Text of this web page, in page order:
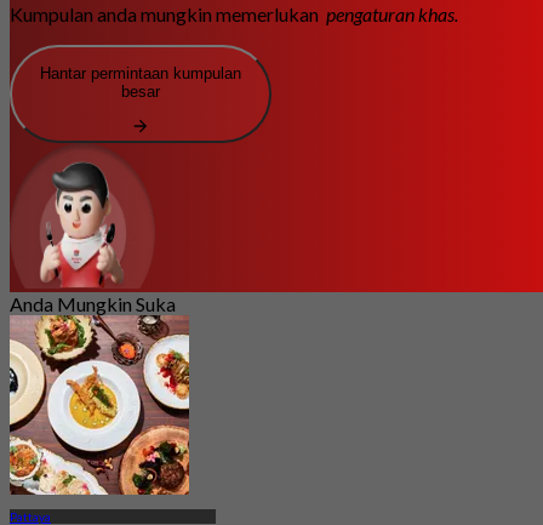
Kumpulan anda mungkin memerlukan pengaturan khas.
Hantar permintaan kumpulan
besar
Anda Mungkin Suka
Pattaya